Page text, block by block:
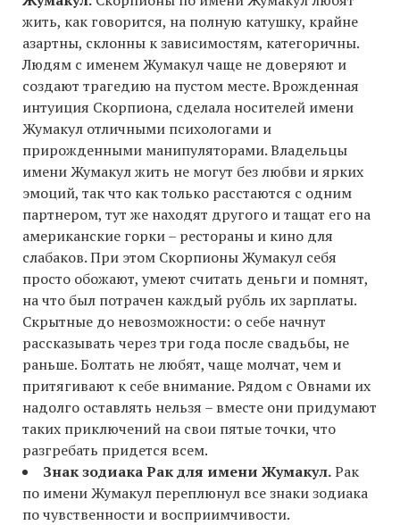
жить, как говорится, на полную катушку, крайне
азартны, склонны к зависимостям, категоричны.
Людям с именем Жумакул чаще не доверяют и
создают трагедию на пустом месте. Врожденная
интуиция Скорпиона, сделала носителей имени
Жумакул отличными психологами и
прирожденными манипуляторами. Владельцы
имени Жумакул жить не могут без любви и ярких
эмоций, так что как только расстаются с одним
партнером, тут же находят другого и тащат его на
американские горки – рестораны и кино для
слабаков. При этом Скорпионы Жумакул себя
просто обожают, умеют считать деньги и помнят,
на что был потрачен каждый рубль их зарплаты.
Скрытные до невозможности: о себе начнут
рассказывать через три года после свадьбы, не
раньше. Болтать не любят, чаще молчат, чем и
притягивают к себе внимание. Рядом с Овнами их
надолго оставлять нельзя – вместе они придумают
таких приключений на свои пятые точки, что
разгребать придется всем.
Знак зодиака Рак для имени Жумакул.Рак
по имени Жумакул переплюнул все знаки зодиака
по чувственности и восприимчивости.